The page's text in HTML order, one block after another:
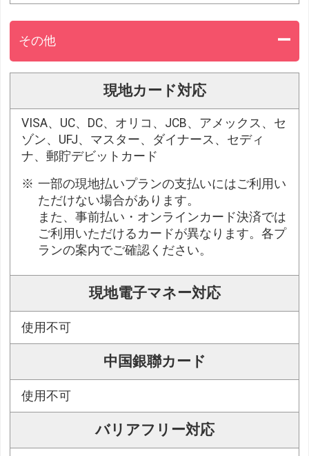
その他
現地カード対応
VISA、UC、DC、オリコ、JCB、アメックス、セ
ゾン、UFJ、マスター、ダイナース、セディ
ナ、郵貯デビットカード
一部の現地払いプランの支払いにはご利用い
ただけない場合があります。
また、事前払い・オンラインカード決済では
ご利用いただけるカードが異なります。各プ
ランの案内でご確認ください。
現地電子マネー対応
使用不可
中国銀聯カード
使用不可
バリアフリー対応